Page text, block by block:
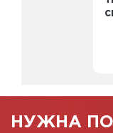
НУЖНА